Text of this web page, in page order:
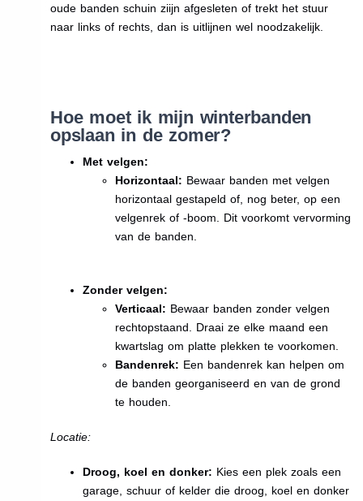
oude banden schuin ziijn afgesleten of trekt het stuur
naar links of rechts, dan is uitlijnen wel noodzakelijk.
Hoe moet ik mijn winterbanden
opslaan in de zomer?
Met velgen:
Horizontaal: Bewaar banden met velgen
horizontaal gestapeld of, nog beter, op een
velgenrek of -boom. Dit voorkomt vervorming
van de banden.
Zonder velgen:
Verticaal: Bewaar banden zonder velgen
rechtopstaand. Draai ze elke maand een
kwartslag om platte plekken te voorkomen.
Bandenrek: Een bandenrek kan helpen om
de banden georganiseerd en van de grond
te houden.
Locatie:
Droog, koel en donker: Kies een plek zoals een
garage, schuur of kelder die droog, koel en donker